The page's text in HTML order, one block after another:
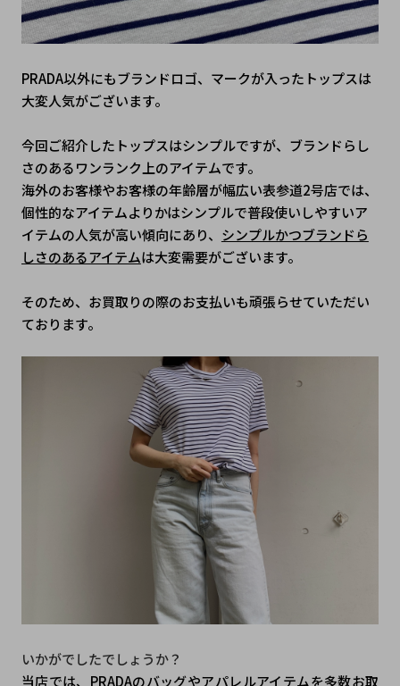
PRADA以外にもブランドロゴ、マークが入ったトップスは
大変人気がございます。
今回ご紹介したトップスはシンプルですが、ブランドらし
さのあるワンランク上のアイテムです。
海外のお客様やお客様の年齢層が幅広い表参道2号店では、
個性的なアイテムよりかはシンプルで普段使いしやすいア
イテムの人気が高い傾向にあり、 シンプルかつブランドら
しさのあるアイテムは大変需要がございます。
そのため、お買取りの際のお支払いも頑張らせていただい
ております。
いかがでしたでしょうか？
当店では、PRADAのバッグやアパレルアイテムを多数お取